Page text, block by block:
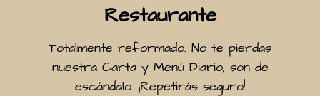
Restaurante
Totalmente reformado. No te pierdas
nuestra Carta y Menú Diario, son de
escándalo. ¡Repetirás seguro!